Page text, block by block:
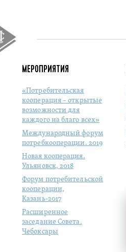
МЕРОПРИЯТИЯ
«Потребительская
кооперация – открытые
возможности для
каждого на благо всех»
Международный форум
потребкооперации. 2019
Новая кооперация.
Ульяновск, 2018
Форум потребительской
кооперации,
Казань-2017
Расширенное
заседание Совета.
Чебоксары